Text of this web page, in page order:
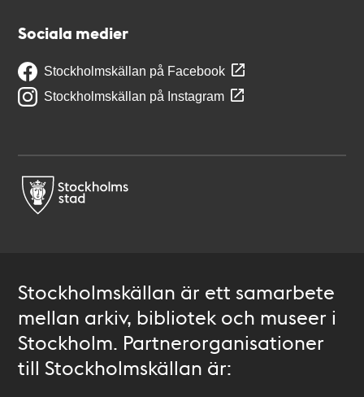
Sociala medier
Stockholmskällan på Facebook
Stockholmskällan på Instagram
Stockholmskällan är ett samarbete
mellan arkiv, bibliotek och museer i
Stockholm. Partnerorganisationer
till Stockholmskällan är: